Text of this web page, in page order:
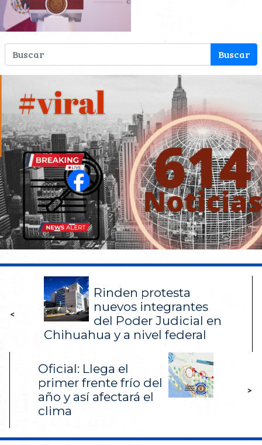
<
Rinden protesta
nuevos integrantes
del Poder Judicial en
Chihuahua y a nivel federal
Oficial: Llega el
primer frente frío del
año y así afectará el
clima
>